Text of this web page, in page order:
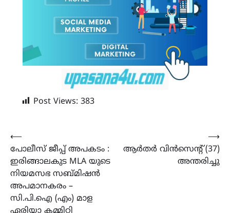
Post Views: 383
Post
navigation
⟵
പോലീസ് ജീപ്പ് അപകടം :
ഇരിങ്ങാലകുട MLA യുടെ
നിയമസഭ സബ്മിഷൻ
അപമാനകരം –
സി.പി.ഐ (എം) മാള
ആർതർ വിൻസെൻ്റ് (37)
അന്തരിച്ചു
⟶